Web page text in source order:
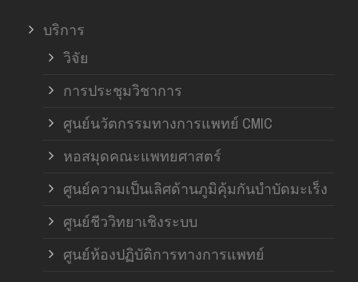
บริการ
วิจัย
การประชุมวิชาการ
ศูนย์นวัตกรรมทางการแพทย์ CMIC
หอสมุดคณะแพทยศาสตร์
ศูนย์ความเป็นเลิศด้านภูมิคุ้มกันบำบัดมะเร็ง
ศูนย์ชีววิทยาเชิงระบบ
ศูนย์ห้องปฏิบัติการทางการแพทย์